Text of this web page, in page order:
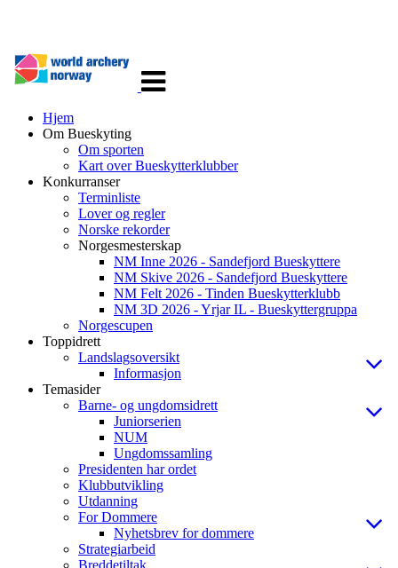
navigasjon
Hjem
Om Bueskyting
Om sporten
Kart over Bueskytterklubber
Konkurranser
Terminliste
Lover og regler
Norske rekorder
Norgesmesterskap
NM Inne 2026 - Sandefjord Bueskyttere
NM Skive 2026 - Sandefjord Bueskyttere
NM Felt 2026 - Tinden Bueskytterklubb
NM 3D 2026 - Yrjar IL - Bueskyttergruppa
Norgescupen
Toppidrett
Landslagsoversikt
Informasjon
Temasider
Barne- og ungdomsidrett
Juniorserien
NUM
Ungdomssamling
Presidenten har ordet
Klubbutvikling
Utdanning
For Dommere
Nyhetsbrev for dommere
Strategiarbeid
Breddetiltak